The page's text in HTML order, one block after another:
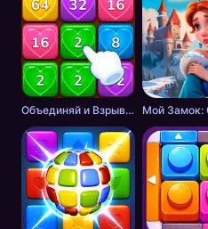
Объединяй и Взрывай + 2048